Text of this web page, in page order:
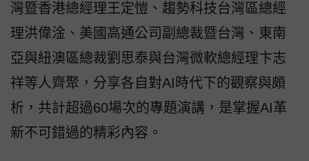
灣暨香港總經理王定愷、趨勢科技台灣區總經
理洪偉淦、美國高通公司副總裁暨台灣、東南
亞與紐澳區總裁劉思泰與台灣微軟總經理卞志
祥等人齊聚，分享各自對AI時代下的觀察與頗
析，共計超過60場次的專題演講，是掌握AI革
新不可錯過的精彩內容。